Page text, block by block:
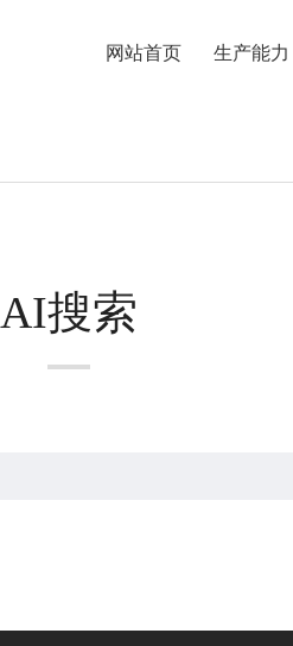
网站首页 生产能力
AI搜索